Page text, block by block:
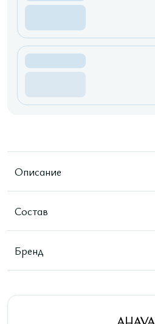
Описание
Состав
Бренд